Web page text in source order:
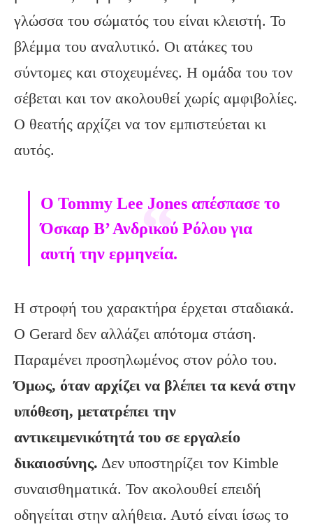
γλώσσα του σώματός του είναι κλειστή. Το
βλέμμα του αναλυτικό. Οι ατάκες του
σύντομες και στοχευμένες. Η ομάδα του τον
σέβεται και τον ακολουθεί χωρίς αμφιβολίες.
Ο θεατής αρχίζει να τον εμπιστεύεται κι
αυτός.
Ο Tommy Lee Jones απέσπασε το
Όσκαρ Β’ Ανδρικού Ρόλου για
αυτή την ερμηνεία.
Η στροφή του χαρακτήρα έρχεται σταδιακά.
Ο Gerard δεν αλλάζει απότομα στάση.
Παραμένει προσηλωμένος στον ρόλο του.
Όμως, όταν αρχίζει να βλέπει τα κενά στην
υπόθεση, μετατρέπει την
αντικειμενικότητά του σε εργαλείο
δικαιοσύνης. Δεν υποστηρίζει τον Kimble
συναισθηματικά. Τον ακολουθεί επειδή
οδηγείται στην αλήθεια. Αυτό είναι ίσως το